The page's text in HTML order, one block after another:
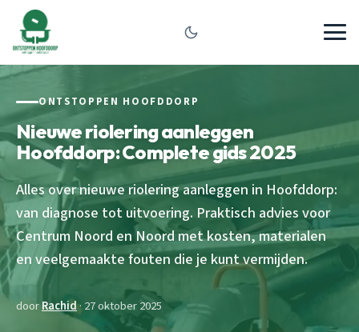
ONTSTOPPEN HOOFDDORP
Nieuwe riolering aanleggen
Hoofddorp: Complete gids 2025
Alles over nieuwe riolering aanleggen in Hoofddorp:
van diagnose tot uitvoering. Praktisch advies voor
Centrum Noord en Noord met kosten, materialen
en veelgemaakte fouten die je kunt vermijden.
doorRachid· 27 oktober 2025